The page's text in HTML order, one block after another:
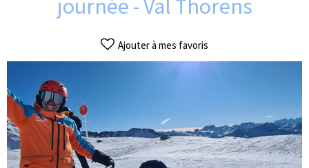
journée - Val Thorens
Ajouter à mes favoris